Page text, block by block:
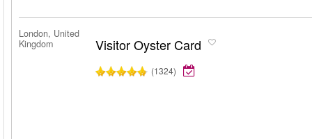
London, United
Kingdom
Visitor Oyster Card
(1324)